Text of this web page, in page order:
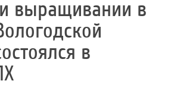
выращивании в
в